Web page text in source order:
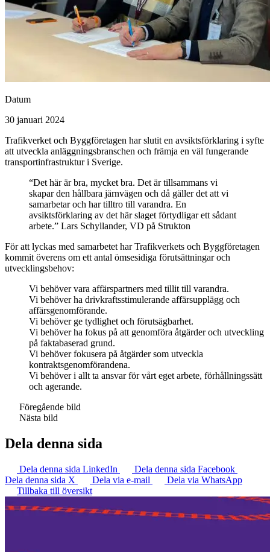
Datum
30 januari 2024
Trafikverket och Byggföretagen har slutit en avsiktsförklaring i syfte
att utveckla anläggningsbranschen och främja en väl fungerande
transportinfrastruktur i Sverige.
“Det här är bra, mycket bra. Det är tillsammans vi
skapar den hållbara järnvägen och då gäller det att vi
samarbetar och har tilltro till varandra. En
avsiktsförklaring av det här slaget förtydligar ett sådant
arbete.” Lars Schyllander, VD på Strukton
För att lyckas med samarbetet har Trafikverkets och Byggföretagen
kommit överens om ett antal ömsesidiga förutsättningar och
utvecklingsbehov:
Vi behöver vara affärspartners med tillit till varandra.
Vi behöver ha drivkraftsstimulerande affärsupplägg och
affärsgenomförande.
Vi behöver ge tydlighet och förutsägbarhet.
Vi behöver ha fokus på att genomföra åtgärder och utveckling
på faktabaserad grund.
Vi behöver fokusera på åtgärder som utveckla
kontraktsgenomförandena.
Vi behöver i allt ta ansvar för vårt eget arbete, förhållningssätt
och agerande.
Föregående bild
Nästa bild
Dela denna sida
Dela denna sida LinkedIn
Dela denna sida Facebook
Dela denna sida X
Dela via e-mail
Dela via WhatsApp
Tillbaka till översikt